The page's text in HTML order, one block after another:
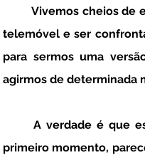
	Vivemos cheios de estímulos, a todos os instantes podemos pegar — por exemplo — num
telemóvel e ser
para sermos uma
agirmos de determinada
primeiro momento,